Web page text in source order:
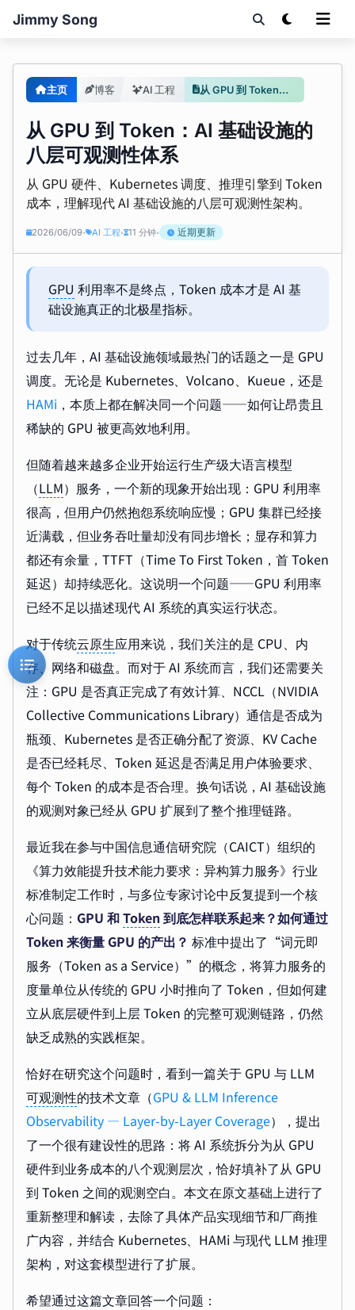
Jimmy Song
主页 博客 AI 工程 从 GPU 到 Token：AI 基础设施的八层可观测性体系
从 GPU 到 Token：AI 基础设施的
八层可观测性体系
从 GPU 硬件、Kubernetes 调度、推理引擎到 Token
成本，理解现代 AI 基础设施的八层可观测性架构。
2026/06/09• AI 工程 • 11 分钟• 近期更新
GPU 利用率不是终点，Token 成本才是 AI 基
础设施真正的北极星指标。
过去几年，AI 基础设施领域最热门的话题之一是 GPU
调度。无论是 Kubernetes、Volcano、Kueue，还是
HAMi ，本质上都在解决同一个问题——如何让昂贵且
稀缺的 GPU 被更高效地利用。
但随着越来越多企业开始运行生产级大语言模型
（LLM）服务，一个新的现象开始出现：GPU 利用率
很高，但用户仍然抱怨系统响应慢；GPU 集群已经接
近满载，但业务吞吐量却没有同步增长；显存和算力
都还有余量，TTFT（Time To First Token，首 Token
延迟）却持续恶化。这说明一个问题——GPU 利用率
已经不足以描述现代 AI 系统的真实运行状态。
对于传统云原生应用来说，我们关注的是 CPU、内
存、网络和磁盘。而对于 AI 系统而言，我们还需要关
注：GPU 是否真正完成了有效计算、NCCL（NVIDIA
Collective Communications Library）通信是否成为
瓶颈、Kubernetes 是否正确分配了资源、KV Cache
是否已经耗尽、Token 延迟是否满足用户体验要求、
每个 Token 的成本是否合理。换句话说，AI 基础设施
的观测对象已经从 GPU 扩展到了整个推理链路。
最近我在参与中国信息通信研究院（CAICT）组织的
《算力效能提升技术能力要求：异构算力服务》行业
标准制定工作时，与多位专家讨论中反复提到一个核
心问题： GPU 和Token 到底怎样联系起来？如何通过
Token 来衡量 GPU 的产出？ 标准中提出了“词元即
服务（Token as a Service）”的概念，将算力服务的
度量单位从传统的 GPU 小时推向了 Token，但如何建
立从底层硬件到上层 Token 的完整可观测链路，仍然
缺乏成熟的实践框架。
恰好在研究这个问题时，看到一篇关于 GPU 与 LLM
可观测性的技术文章（GPU & LLM Inference
Observability — Layer-by-Layer Coverage），提出
了一个很有建设性的思路：将 AI 系统拆分为从 GPU
硬件到业务成本的八个观测层次，恰好填补了从 GPU
到 Token 之间的观测空白。本文在原文基础上进行了
重新整理和解读，去除了具体产品实现细节和厂商推
广内容，并结合 Kubernetes、HAMi 与现代 LLM 推理
架构，对这套模型进行了扩展。
希望通过这篇文章回答一个问题：